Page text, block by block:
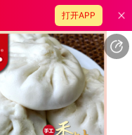
打开APP